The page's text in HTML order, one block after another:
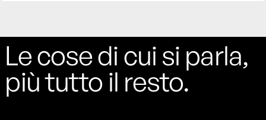
Le cose di cui si parla,
più tutto il resto.